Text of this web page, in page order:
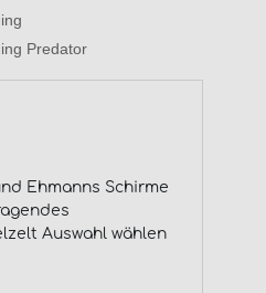
Predator
Ehmanns Schirme
Auswahl wählen